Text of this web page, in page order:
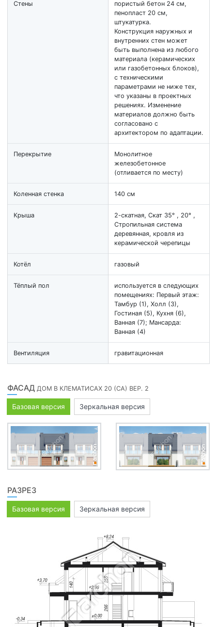
Стены
пористый бетон 24 см,
пенопласт 20 см,
штукатурка.
Конструкция наружных и
внутренних стен может
быть выполнена из любого
материала (керамических
или газобетонных блоков),
с техническими
параметрами не ниже тех,
что указаны в проектных
решениях. Изменение
материалов должно быть
согласовано с
архитектором по адаптации.
Перекрытие
Монолитное
железобетонное
(отливается по месту)
Коленная стенка 140 см
Крыша
2-скатная, Скат 35° , 20° ,
Стропильная система
деревянная, кровля из
керамической черепицы
Котёл газовый
Тёплый пол
используется в следующих
помещениях: Первый этаж:
Тамбур (1), Холл (3),
Гостиная (5), Кухня (6),
Ванная (7); Мансарда:
Ванная (4)
Вентиляция гравитационная
ФАСАД ДОМ В КЛЕМАТИСАХ 20 (СА) ВЕР. 2
Базовая версия Зеркальная версия
РАЗРЕЗ
Базовая версия Зеркальная версия